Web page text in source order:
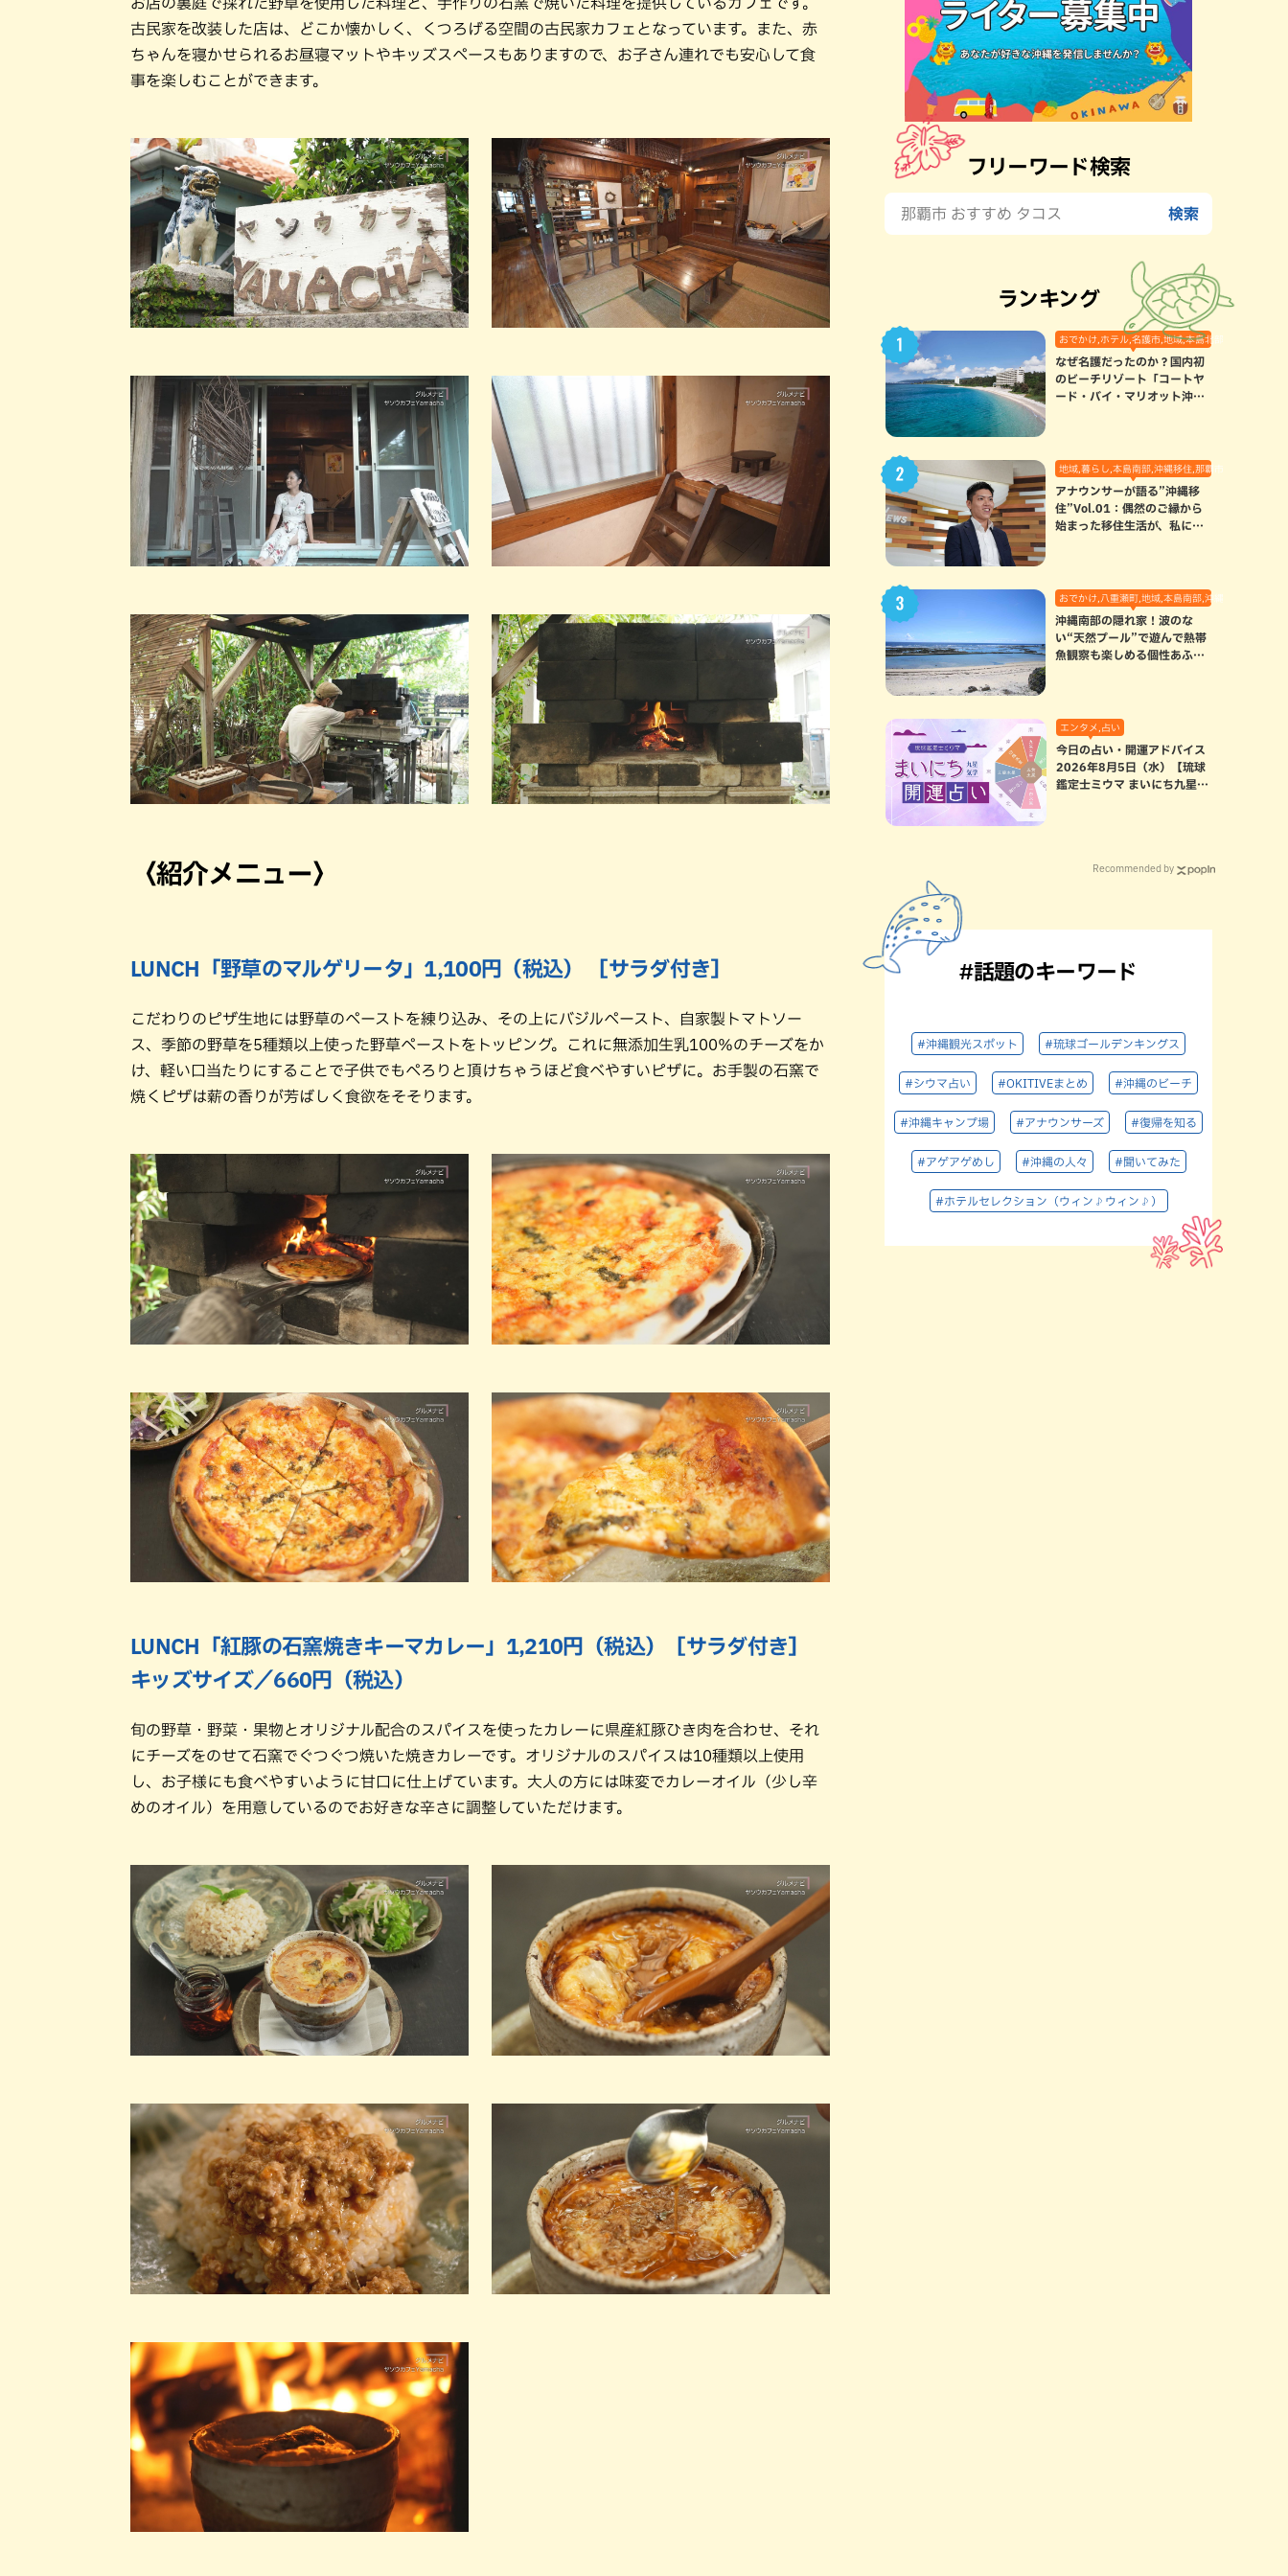
古民家を改装した店は、どこか懐かしく、くつろげる空間の古民家カフェとなっています。また、赤
ちゃんを寝かせられるお昼寝マットやキッズスペースもありますので、お子さん連れでも安心して食
事を楽しむことができます。
〈紹介メニュー〉
LUNCH「野草のマルゲリータ」1,100円（税込） ［サラダ付き］
こだわりのピザ生地には野草のペーストを練り込み、その上にバジルペースト、自家製トマトソー
ス、季節の野草を5種類以上使った野草ペーストをトッピング。これに無添加生乳100％のチーズをか
け、軽い口当たりにすることで子供でもぺろりと頂けちゃうほど食べやすいピザに。お手製の石窯で
焼くピザは薪の香りが芳ばしく食欲をそそります。
LUNCH「紅豚の石窯焼きキーマカレー」1,210円（税込）［サラダ付き］
キッズサイズ／660円（税込）
旬の野草・野菜・果物とオリジナル配合のスパイスを使ったカレーに県産紅豚ひき肉を合わせ、それ
にチーズをのせて石窯でぐつぐつ焼いた焼きカレーです。オリジナルのスパイスは10種類以上使用
し、お子様にも食べやすいように甘口に仕上げています。大人の方には味変でカレーオイル（少し辛
めのオイル）を用意しているのでお好きな辛さに調整していただけます。
フリーワード検索
ランキング
おでかけ,ホテル,名護市,地域,本島北部
なぜ名護だったのか？国内初
のビーチリゾート「コートヤ
ード・バイ・マリオット沖縄
地域,暮らし,本島南部,沖縄移住,那覇市
アナウンサーが語る”沖縄移
住”Vol.01：偶然のご縁から
始まった移住生活が、私にと
おでかけ,八重瀬町,地域,本島南部,沖縄の海,自然
沖縄南部の隠れ家！波のな
い“天然プール”で遊んで熱帯
魚観察も楽しめる個性あふれ
エンタメ,占い
今日の占い・開運アドバイス
2026年8月5日（水）【琉球
鑑定士ミウマ まいにち九星気
Recommended by
#話題のキーワード
#沖縄観光スポット #琉球ゴールデンキングス
#シウマ占い #OKITIVEまとめ #沖縄のビーチ
#沖縄キャンプ場 #アナウンサーズ #復帰を知る
#アゲアゲめし #沖縄の人々 #聞いてみた
#ホテルセレクション（ウィン♪ウィン♪）